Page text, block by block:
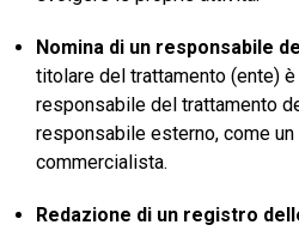
Nomina di un responsabile
titolare del trattamento (ente) è
responsabile del trattamento
responsabile esterno, come
commercialista.
Redazione di un registro